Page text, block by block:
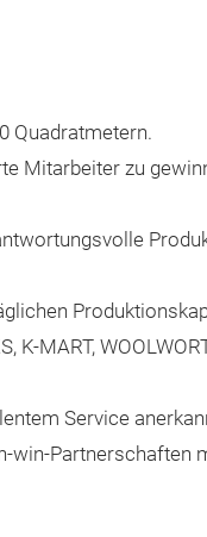
Quadratmetern.
Mitarbeiter zu
MART,
Service
Partnerschaften